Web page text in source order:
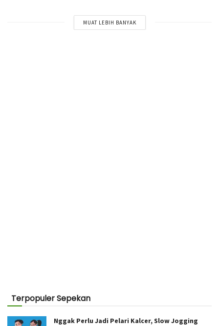
MUAT LEBIH BANYAK
Terpopuler Sepekan
Nggak Perlu Jadi Pelari Kalcer, Slow Jogging